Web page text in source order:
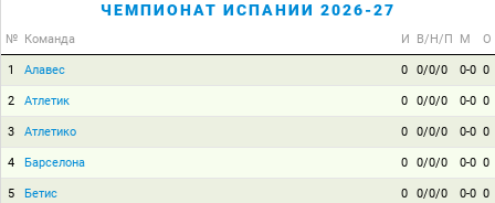
ЧЕМПИОНАТ ИСПАНИИ 2026-27
№ Команда И В/Н/П М О
1 Алавес 0 0/0/0 0-0 0
2 Атлетик 0 0/0/0 0-0 0
3 Атлетико 0 0/0/0 0-0 0
4 Барселона 0 0/0/0 0-0 0
5 Бетис 0 0/0/0 0-0 0